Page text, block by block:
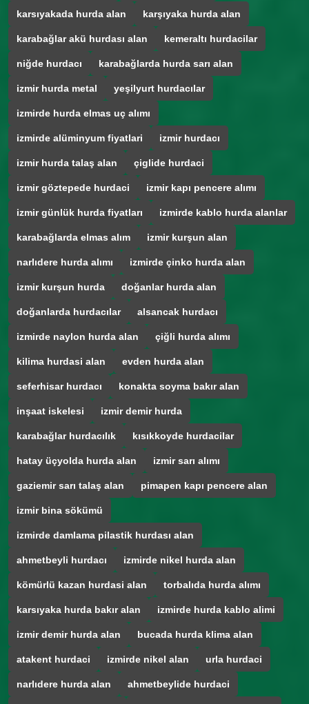
karsıyakada hurda alan karşıyaka hurda alan
karabağlar akü hurdası alan kemeraltı hurdacilar
niğde hurdacı karabağlarda hurda sarı alan
izmir hurda metal yeşilyurt hurdacılar
izmirde hurda elmas uç alımı
izmirde alüminyum fiyatlari izmir hurdacı
izmir hurda talaş alan çiglide hurdaci
izmir göztepede hurdaci izmir kapı pencere alımı
izmir günlük hurda fiyatları izmirde kablo hurda alanlar
karabağlarda elmas alım izmir kurşun alan
narlıdere hurda alımı izmirde çinko hurda alan
izmir kurşun hurda doğanlar hurda alan
doğanlarda hurdacılar alsancak hurdacı
izmirde naylon hurda alan çiğli hurda alımı
kilima hurdasi alan evden hurda alan
seferhisar hurdacı konakta soyma bakır alan
inşaat iskelesi izmir demir hurda
karabağlar hurdacılık kısıkkoyde hurdacilar
hatay üçyolda hurda alan izmir sarı alımı
gaziemir sarı talaş alan pimapen kapı pencere alan
izmir bina sökümü
izmirde damlama pilastik hurdası alan
ahmetbeyli hurdacı izmirde nikel hurda alan
kömürlü kazan hurdasi alan torbalıda hurda alımı
karsıyaka hurda bakır alan izmirde hurda kablo alimi
izmir demir hurda alan bucada hurda klima alan
atakent hurdaci izmirde nikel alan urla hurdaci
narlıdere hurda alan ahmetbeylide hurdaci